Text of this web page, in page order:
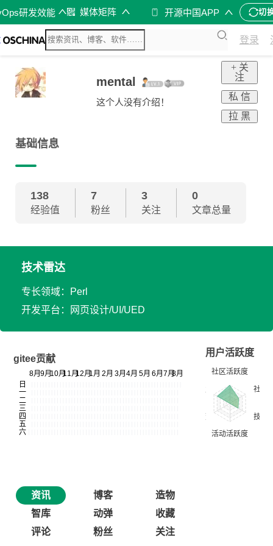
研发效能 媒体矩阵 开源中国APP 切
登录
mental
这个人没有介绍！
+ 关
注
私 信
拉 黑
基础信息
138
经验值
7
粉丝
3
关注
0
文章总量
技术雷达
专长领域：Perl
开发平台：网页设计/UI/UED
gitee贡献
用户活跃度
资讯 博客
造物
智库
动弹
收藏
评论
粉丝 关注